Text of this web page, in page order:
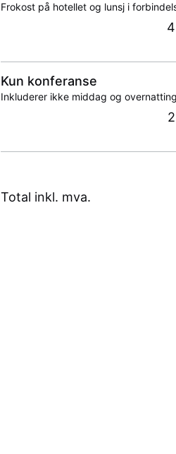
Frokost på hotellet og lunsj i
Kun konferanse
Inkluderer ikke middag og
Total inkl. mva.